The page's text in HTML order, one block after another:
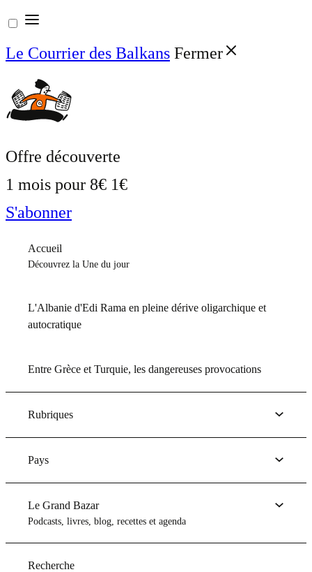
Aller
au
contenu
Le Courrier des Balkans Fermer
Offre découverte
1 mois pour 8€ 1€
S'abonner
Accueil
Découvrez la Une du jour
L'Albanie d'Edi Rama en pleine dérive oligarchique et
autocratique
Entre Grèce et Turquie, les dangereuses provocations
Rubriques
Pays
Le Grand Bazar
Podcasts, livres, blog, recettes et agenda
Recherche